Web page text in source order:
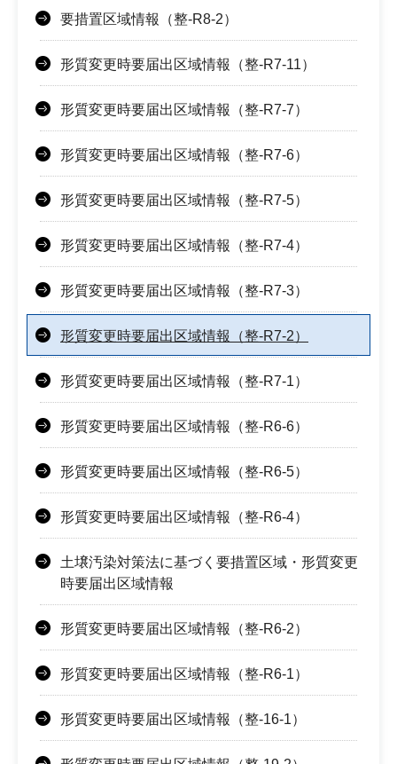
要措置区域情報（整-R8-2）
形質変更時要届出区域情報（整-R7-11）
形質変更時要届出区域情報（整-R7-7）
形質変更時要届出区域情報（整-R7-6）
形質変更時要届出区域情報（整-R7-5）
形質変更時要届出区域情報（整-R7-4）
形質変更時要届出区域情報（整-R7-3）
形質変更時要届出区域情報（整-R7-2）
形質変更時要届出区域情報（整-R7-1）
形質変更時要届出区域情報（整-R6-6）
形質変更時要届出区域情報（整-R6-5）
形質変更時要届出区域情報（整-R6-4）
土壌汚染対策法に基づく要措置区域・形質変更
時要届出区域情報
形質変更時要届出区域情報（整-R6-2）
形質変更時要届出区域情報（整-R6-1）
形質変更時要届出区域情報（整-16-1）